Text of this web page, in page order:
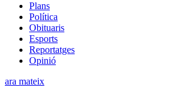
Plans
Política
Obituaris
Esports
Reportatges
Opinió
ara mateix